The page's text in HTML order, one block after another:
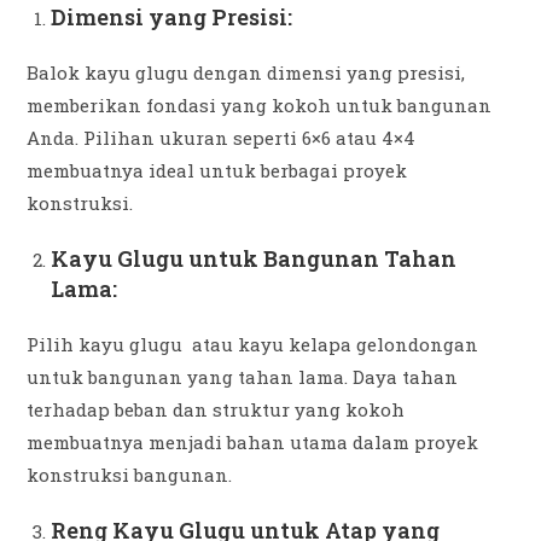
Dimensi yang Presisi:
Balok kayu glugu dengan dimensi yang presisi,
memberikan fondasi yang kokoh untuk bangunan
Anda. Pilihan ukuran seperti 6×6 atau 4×4
membuatnya ideal untuk berbagai proyek
konstruksi.
Kayu Glugu untuk Bangunan Tahan
Lama:
Pilih kayu glugu atau kayu kelapa gelondongan
untuk bangunan yang tahan lama. Daya tahan
terhadap beban dan struktur yang kokoh
membuatnya menjadi bahan utama dalam proyek
konstruksi bangunan.
Reng Kayu Glugu untuk Atap yang